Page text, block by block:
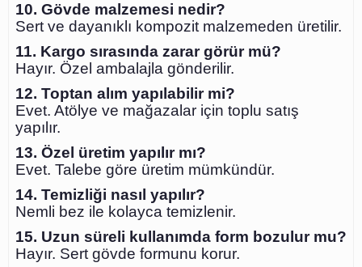
10. Gövde malzemesi nedir?
Sert ve dayanıklı kompozit malzemeden üretilir.
11. Kargo sırasında zarar görür mü?
Hayır. Özel ambalajla gönderilir.
12. Toptan alım yapılabilir mi?
Evet. Atölye ve mağazalar için toplu satış
yapılır.
13. Özel üretim yapılır mı?
Evet. Talebe göre üretim mümkündür.
14. Temizliği nasıl yapılır?
Nemli bez ile kolayca temizlenir.
15. Uzun süreli kullanımda form bozulur mu?
Hayır. Sert gövde formunu korur.